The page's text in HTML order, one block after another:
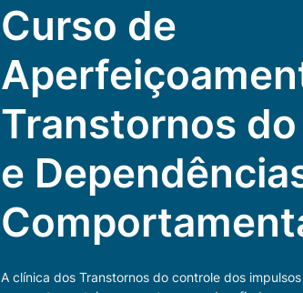
Curso de
Transtornos
e
A clínica dos Transtornos do controle dos